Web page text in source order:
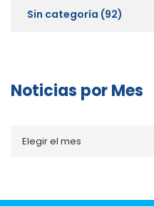
Sin categoría (92)
Noticias por Mes
porElegir el mes